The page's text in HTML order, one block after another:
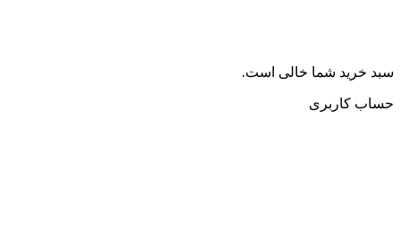
سبد خرید شما خالی است.
حساب کاربری